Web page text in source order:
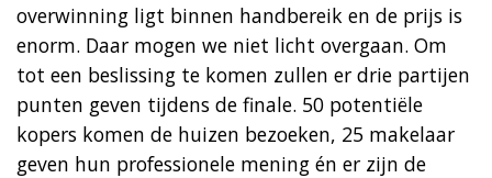
overwinning ligt binnen handbereik en de prijs is
enorm. Daar mogen we niet licht overgaan. Om
tot een beslissing te komen zullen er drie partijen
punten geven tijdens de finale. 50 potentiële
kopers komen de huizen bezoeken, 25 makelaar
geven hun professionele mening én er zijn de